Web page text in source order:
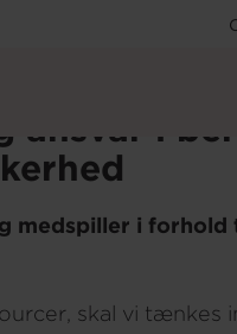
ansvar i
medspiller i
skal vi tænkes